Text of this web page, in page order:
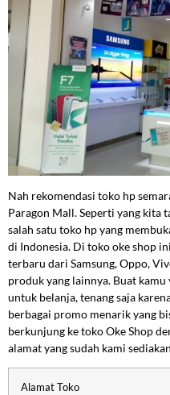
Nah rekomendasi toko hp
Paragon Mall. Seperti yang kita
salah satu toko hp yang
di Indonesia. Di toko oke shop
terbaru dari Samsung, Oppo,
produk yang lainnya. Buat
untuk belanja, tenang saja
berbagai promo menarik yang
berkunjung ke toko Oke Shop
alamat yang sudah kami
Alamat Toko